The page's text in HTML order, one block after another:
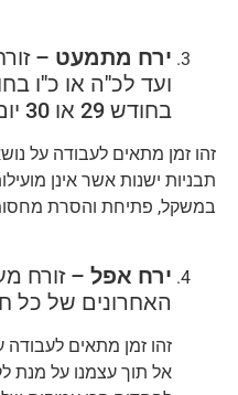
ירח מתמעט –
ועד לכ"ה או כ"ו
בחודש 29 או 30 יום)
זהו זמן מתאים לעבודה על
תבניות ישנות אשר אינן
במשקל, פתיחת והסרת
ירח אפל – זורח
האחרונים של כל
זהו זמן מתאים לעבודה
אל תוך עצמנו על מנת